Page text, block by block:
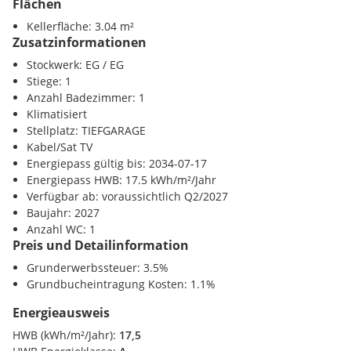
Im gesamten VILLAGE IM DRITTEN sorgt ein modernes
Energienetz dafür, dass die einzelnen Gebäude miteinander
verbunden sind und Energieflüsse effizient gesteuert
werden. Auch Baufeld 13 ist Teil dieses innovativen Netzes -
einer der modernsten Formen nachhaltiger
Quartiersversorgung.
Erdsonden in Kombination mit Wärmepumpen liefern
Energie zur Raumheizung im Winter und für
dieTemperierung (Grundkühlung) im Sommer.
Photovoltaikanlagen am Dach erzeugen erneuerbaren
Strom.
Fußbodenheizung im Erdgeschoß und Bauteilaktivierung
in den Obergeschoßen (über die jeweils darüberliegenden
Pendellüftungen mit Wärmerückgewinnung stellen
kontinuierliche Frischluftzufuhr sicher.
Fernwärmeanschluss unterstützt die Versorgung in
Spitzenzeiten sowie die Warmwasserbereitung.
So entsteht ein Zusammenspiel aus Komfort, Innovation und
Autobahnanschluss <1000m
Sonstige
Bank <250m
Post <250m
Polizei <1000m
Flächen
Kellerfläche: 3.04 m²
Zusatzinformationen
Stockwerk: EG / EG
Stiege: 1
Anzahl Badezimmer: 1
Klimatisiert
Stellplatz: TIEFGARAGE
Kabel/Sat TV
Energiepass gültig bis: 2034-07-17
Energiepass HWB: 17.5 kWh/m²/Jahr
Verfügbar ab: voraussichtlich Q2/2027
Baujahr: 2027
Anzahl WC: 1
Preis und Detailinformation
Grunderwerbssteuer: 3.5%
Grundbucheintragung Kosten: 1.1%
Energieausweis
HWB (kWh/m²/Jahr): 17,5